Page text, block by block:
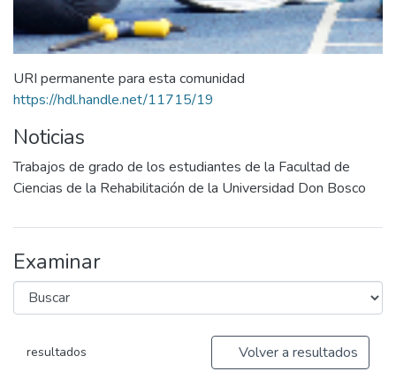
URI permanente para esta comunidad
https://hdl.handle.net/11715/19
Noticias
Trabajos de grado de los estudiantes de la Facultad de
Ciencias de la Rehabilitación de la Universidad Don Bosco
Examinar
resultados Volver a resultados